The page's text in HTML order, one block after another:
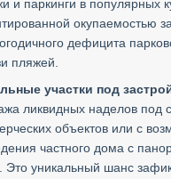
и паркинги в популярных
окупаемостью
дефицита
пляжей.
участки под
ликвидных наделов под
объектов или с
частного дома с
Это уникальный шанс